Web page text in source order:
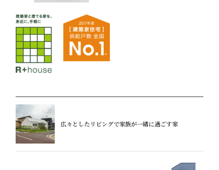
広々としたリビングで家族が一緒に過ごす家